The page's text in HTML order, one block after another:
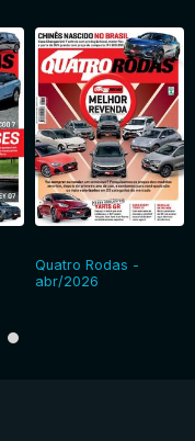
Quatro Rodas -
abr/2026